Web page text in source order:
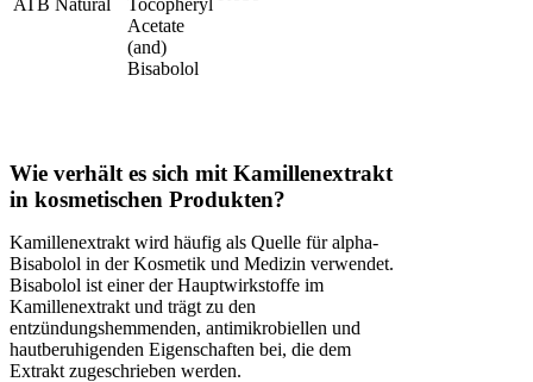
Acetate
(and)
Bisabolol
Wie verhält es sich mit Kamillenextrakt
in kosmetischen Produkten?
Kamillenextrakt wird häufig als Quelle für alpha-
Bisabolol in der Kosmetik und Medizin verwendet.
Bisabolol ist einer der Hauptwirkstoffe im
Kamillenextrakt und trägt zu den
entzündungshemmenden, antimikrobiellen und
hautberuhigenden Eigenschaften bei, die dem
Extrakt zugeschrieben werden.